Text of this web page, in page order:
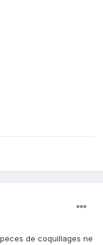
de coquillages ne